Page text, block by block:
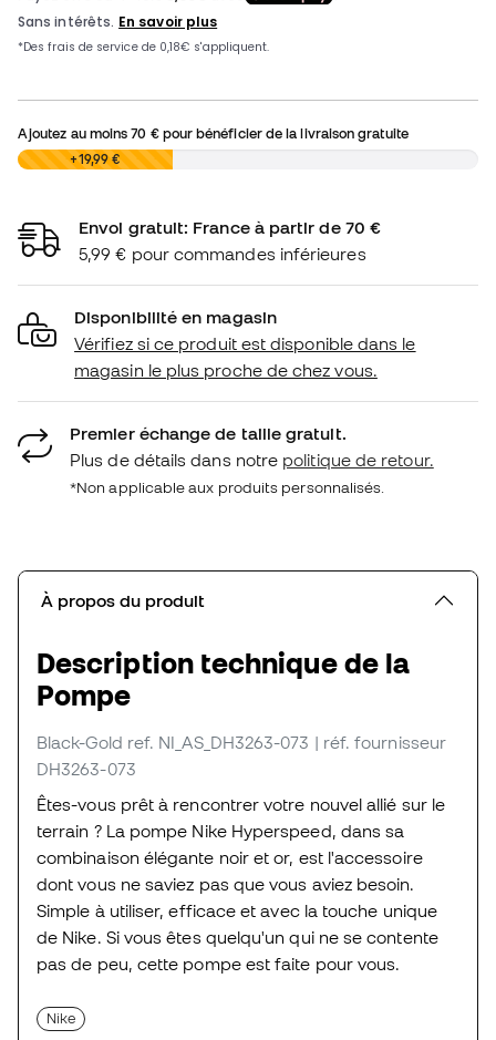
Ajoutez au moins70 €pour bénéficier de la livraison gratuite
0,00 € +19,99 €
Envoi gratuit: France à partir de 70 €
5,99 € pour commandes inférieures
Disponibilité en magasin
Vérifiez si ce produit est disponible dans le
magasin le plus proche de chez vous.
Premier échange de taille gratuit.
Plus de détails dans notre politique de retour.
*Non applicable aux produits personnalisés.
À propos du produit
Description technique de la
Pompe
Black-Gold ref. NI_AS_DH3263-073 | réf. fournisseur
DH3263-073
Êtes-vous prêt à rencontrer votre nouvel allié sur le
terrain ? La pompe Nike Hyperspeed, dans sa
combinaison élégante noir et or, est l'accessoire
dont vous ne saviez pas que vous aviez besoin.
Simple à utiliser, efficace et avec la touche unique
de Nike. Si vous êtes quelqu'un qui ne se contente
pas de peu, cette pompe est faite pour vous.
Nike